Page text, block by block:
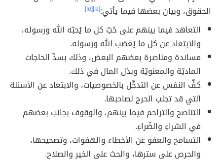
الحقوق، وبيان بعضها فيما يأتي:[١٤] [١٥]
التعاهد فيما بينهم على حُبّ كل ما يُحبّه الله ورسوله،
والابتعاد عن كل ما يُغضب الله ورسوله.
مساندة ومناصرة بعضهم البعض، وذلك بسدِّ الحاجات
الماديّة والمعنويّة وبذل المال في ذلك.
كفِّ النفس عن التدخّل بالخصوصيات، والابتعاد عن الأسئلة
التي قد تجلب الحرج لصاحبها.
التناصح والتراحم فيما بينهم، والوقوف بجانب بعضهم
في السّراءِ والضّراءِ.
التسامح والعفو عن الأخطاء والهفوات، وتصحيحها،
والحرص على سترها، والحث على الخير والصلاح.